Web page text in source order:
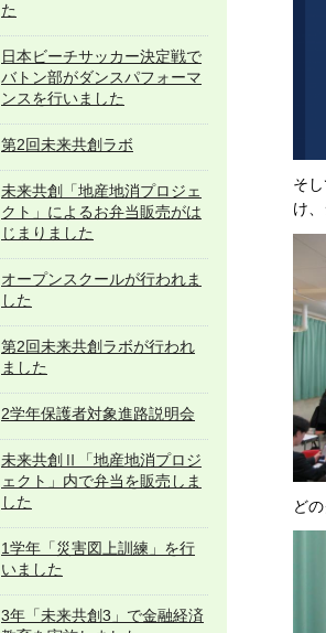
た
日本ビーチサッカー決定戦で
バトン部がダンスパフォーマ
ンスを行いました
第2回未来共創ラボ
未来共創「地産地消プロジェ
クト」によるお弁当販売がは
じまりました
オープンスクールが行われま
した
第2回未来共創ラボが行われ
ました
2学年保護者対象進路説明会
未来共創Ⅱ「地産地消プロジ
ェクト」内で弁当を販売しま
した
1学年「災害図上訓練」を行
いました
3年「未来共創3」で金融経済
そ
け
ど